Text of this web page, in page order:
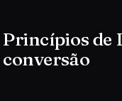
Princípios de
conversão